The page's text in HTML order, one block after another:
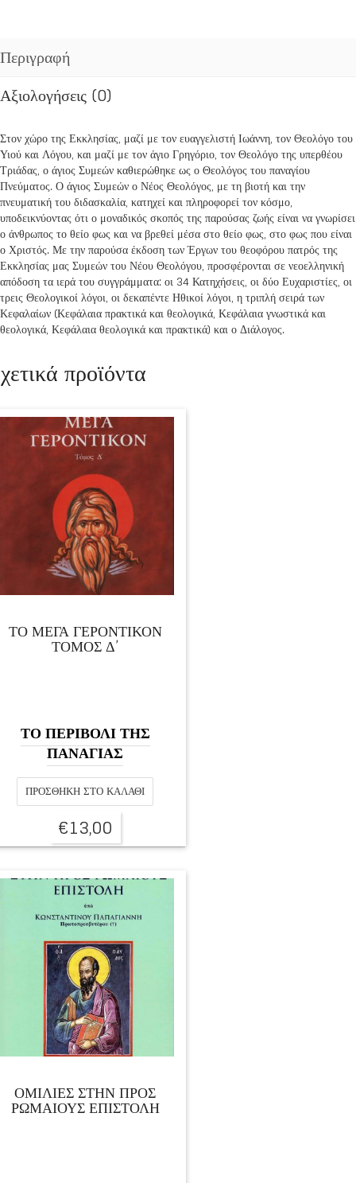
Περιγραφή
Αξιολογήσεις (0)
Στον χώρο της Εκκλησίας, μαζί με τον ευαγγελιστή Ιωάννη, τον Θεολόγο του
Υιού και Λόγου, και μαζί με τον άγιο Γρηγόριο, τον Θεολόγο της υπερθέου
Τριάδας, ο άγιος Συμεών καθιερώθηκε ως ο Θεολόγος του παναγίου
Πνεύματος. Ο άγιος Συμεών ο Νέος Θεολόγος, με τη βιοτή και την
πνευματική του διδασκαλία, κατηχεί και πληροφορεί τον κόσμο,
υποδεικνύοντας ότι ο μοναδικός σκοπός της παρούσας ζωής είναι να γνωρίσει
ο άνθρωπος το θείο φως και να βρεθεί μέσα στο θείο φως, στο φως που είναι
ο Χριστός. Με την παρούσα έκδοση των Έργων του θεοφόρου πατρός της
Εκκλησίας μας Συμεών του Νέου Θεολόγου, προσφέρονται σε νεοελληνική
απόδοση τα ιερά του συγγράμματα: οι 34 Κατηχήσεις, οι δύο Ευχαριστίες, οι
τρεις Θεολογικοί λόγοι, οι δεκαπέντε Ηθικοί λόγοι, η τριπλή σειρά των
Κεφαλαίων (Κεφάλαια πρακτικά και θεολογικά, Κεφάλαια γνωστικά και
θεολογικά, Κεφάλαια θεολογικά και πρακτικά) και ο Διάλογος.
προϊόντα
ΤΟ ΜΕΓΑ ΓΕΡΟΝΤΙΚΟΝ
ΤΟΜΟΣ Δ’
ΤΟ ΠΕΡΙΒΟΛΙ ΤΗΣ
ΠΑΝΑΓΙΑΣ
ΠΡΟΣΘΉΚΗ ΣΤΟ ΚΑΛΆΘΙ
€13,00
ΟΜΙΛΙΕΣ ΣΤΗΝ ΠΡΟΣ
ΡΩΜΑΙΟΥΣ ΕΠΙΣΤΟΛΗ